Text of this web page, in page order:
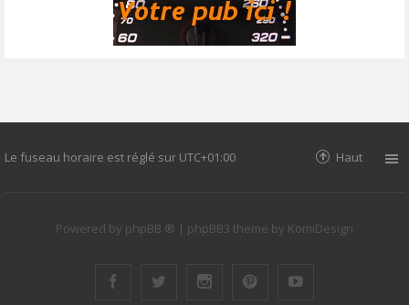
Le fuseau horaire est réglé sur UTC+01:00 Haut
Powered by phpBB ® | phpBB3 theme by KomiDesign